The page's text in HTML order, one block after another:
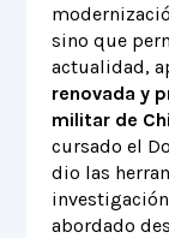
sino que
actualidad,
renovada y
militar de
cursado el
dio las
abordado